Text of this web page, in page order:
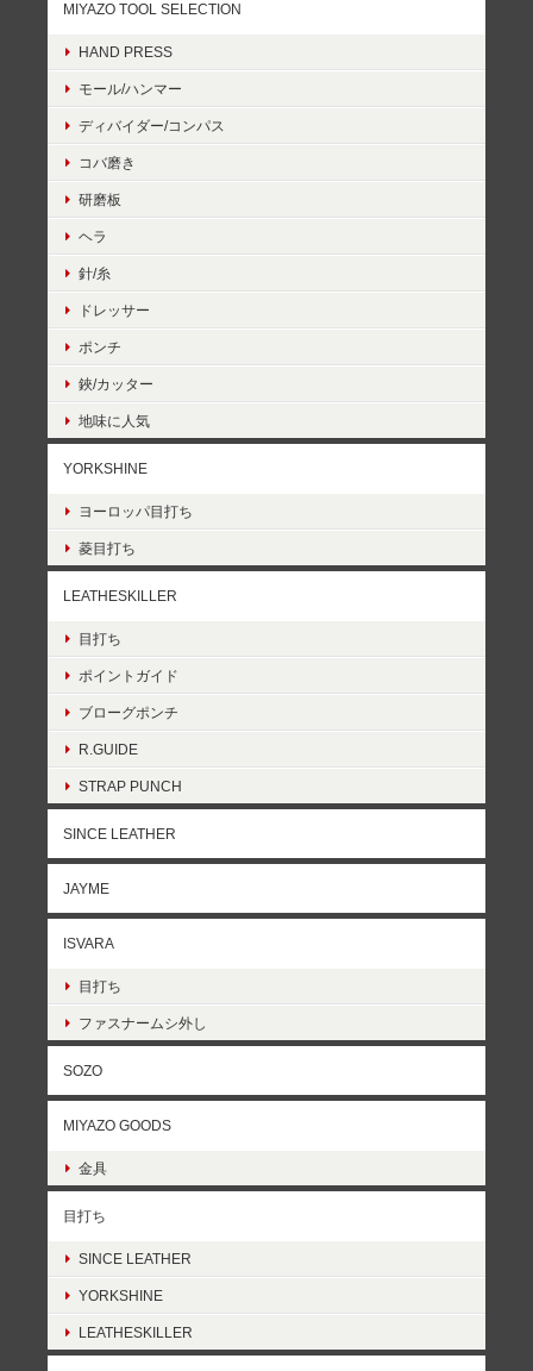
MIYAZO TOOL SELECTION
HAND PRESS
モール/ハンマー
ディバイダー/コンパス
コバ磨き
研磨板
ヘラ
針/糸
ドレッサー
ポンチ
鋏/カッター
地味に人気
YORKSHINE
ヨーロッパ目打ち
菱目打ち
LEATHESKILLER
目打ち
ポイントガイド
ブローグポンチ
R.GUIDE
STRAP PUNCH
SINCE LEATHER
JAYME
ISVARA
目打ち
ファスナームシ外し
SOZO
MIYAZO GOODS
金具
目打ち
SINCE LEATHER
YORKSHINE
LEATHESKILLER